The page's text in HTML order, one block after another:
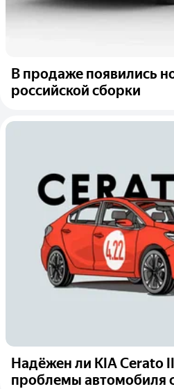
В продаже появились
российской сборки
Надёжен ли KIA Cerato
проблемы автомобиля